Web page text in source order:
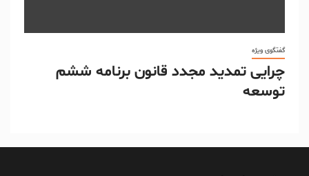
گفتگوی ویژه
چرایی تمدید مجدد قانون برنامه ششم
توسعه